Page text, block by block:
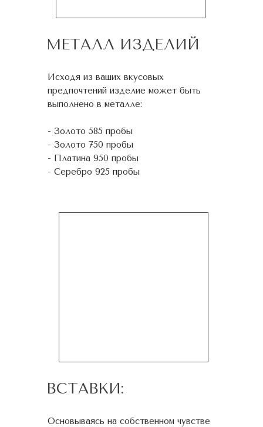
МЕТАЛЛ ИЗДЕЛИЙ
Исходя из ваших вкусовых
предпочтений изделие может быть
выполнено в металле:
- Золото 585 пробы
- Золото 750 пробы
- Платина 950 пробы
- Серебро 925 пробы
ВСТАВКИ:
Основываясь на собственном чувстве